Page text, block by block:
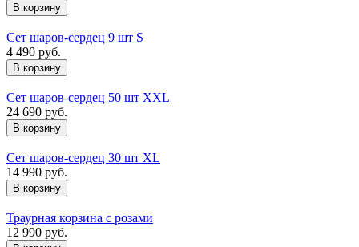
Сет шаров-сердец 9 шт S
4 490 руб.
Сет шаров-сердец 50 шт XXL
24 690 руб.
Сет шаров-сердец 30 шт XL
14 990 руб.
Траурная корзина с розами
12 990 руб.